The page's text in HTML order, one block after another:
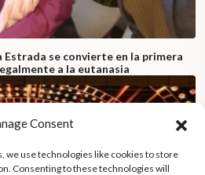
se convierte en la primera
a la eutanasia
Consent
we use technologies like cookies to store
Consenting to these technologies will